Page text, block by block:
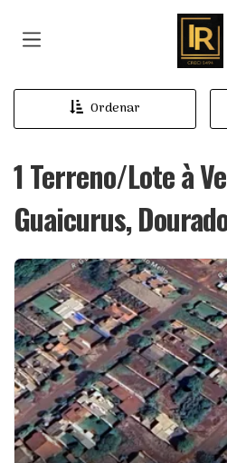
Ordenar
1 Terreno/Lote à
Guaicurus,